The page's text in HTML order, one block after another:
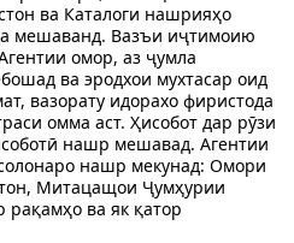
ва Каталоги нашрияҳо
мешаванд. Вазъи иҷтимоию
омор, аз ҷумла
ва эродхои мухтасар оид
вазорату идорахо фиристода
омма аст. Ҳисобот дар рӯзи
нашр мешавад. Агентии
нашр мекунад: Омори
Митацащои Ҷумҳурии
рақамҳо ва як қатор